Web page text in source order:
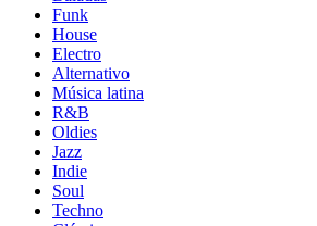
Funk
House
Electro
Alternativo
Música latina
R&B
Oldies
Jazz
Indie
Soul
Techno